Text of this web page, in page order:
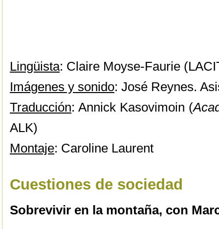
Lingüista: Claire Moyse-Faurie
Imágenes y sonido: José Reynes.
Traducción: Annick Kasovimoin (
ALK)
Montaje: Caroline Laurent
Cuestiones de sociedad
Sobrevivir en la montaña, con